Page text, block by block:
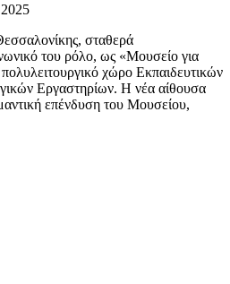
σταθερά
του ρόλο, ως «Μουσείο για
χώρο Εκπαιδευτικών
Εργαστηρίων. Η νέα αίθουσα
επένδυση του Μουσείου,